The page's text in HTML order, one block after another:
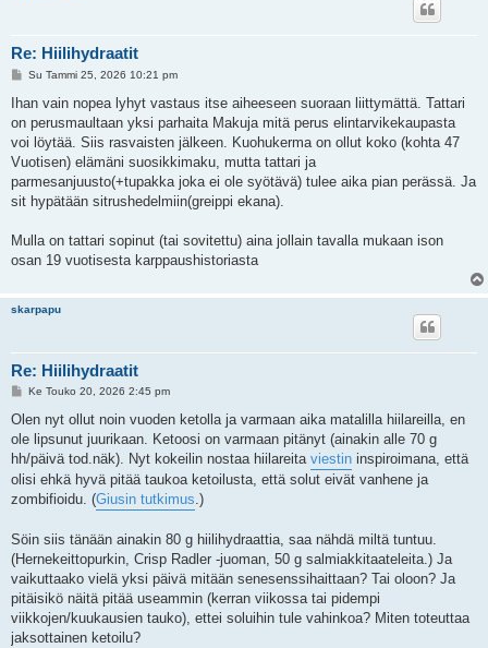
Re: Hiilihydraatit
V
e
t
i
Su Tammi 25, 2026 10:21 pm
Ihan vain nopea lyhyt vastaus itse aiheeseen suoraan liittymättä. Tattari
on perusmaultaan yksi parhaita Makuja mitä perus elintarvikekaupasta
voi löytää. Siis rasvaisten jälkeen. Kuohukerma on ollut koko (kohta 47
Vuotisen) elämäni suosikkimaku, mutta tattari ja
parmesanjuusto(+tupakka joka ei ole syötävä) tulee aika pian perässä. Ja
sit hypätään sitrushedelmiin(greippi ekana).
Mulla on tattari sopinut (tai sovitettu) aina jollain tavalla mukaan ison
osan 19 vuotisesta karppaushistoriasta
skarpapu
Re: Hiilihydraatit
V
e
t
i
Ke Touko 20, 2026 2:45 pm
Olen nyt ollut noin vuoden ketolla ja varmaan aika matalilla hiilareilla, en
ole lipsunut juurikaan. Ketoosi on varmaan pitänyt (ainakin alle 70 g
hh/päivä tod.näk). Nyt kokeilin nostaa hiilareita viestin inspiroimana, että
olisi ehkä hyvä pitää taukoa ketoilusta, että solut eivät vanhene ja
zombifioidu. (Giusin tutkimus.)
Söin siis tänään ainakin 80 g hiilihydraattia, saa nähdä miltä tuntuu.
(Hernekeittopurkin, Crisp Radler -juoman, 50 g salmiakkitaateleita.) Ja
vaikuttaako vielä yksi päivä mitään senesenssihaittaan? Tai oloon? Ja
pitäisikö näitä pitää useammin (kerran viikossa tai pidempi
viikkojen/kuukausien tauko), ettei soluihin tule vahinkoa? Miten toteuttaa
jaksottainen ketoilu?